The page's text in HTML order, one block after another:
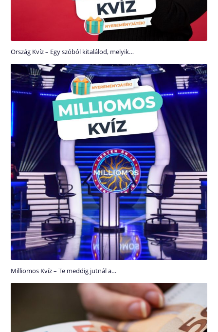
Ország Kvíz – Egy szóból kitalálod, melyik…
Milliomos Kvíz – Te meddig jutnál a…